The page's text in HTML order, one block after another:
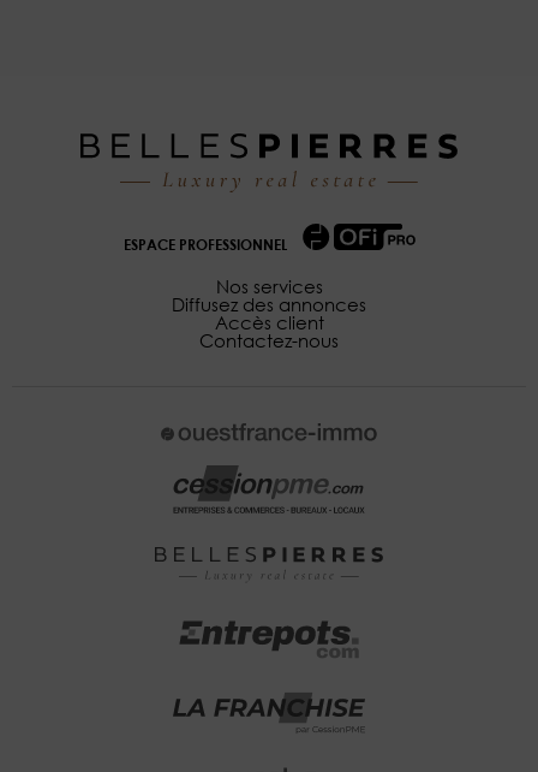
ESPACE PROFESSIONNEL
Nos services
Diffusez des annonces
Accès client
Contactez-nous